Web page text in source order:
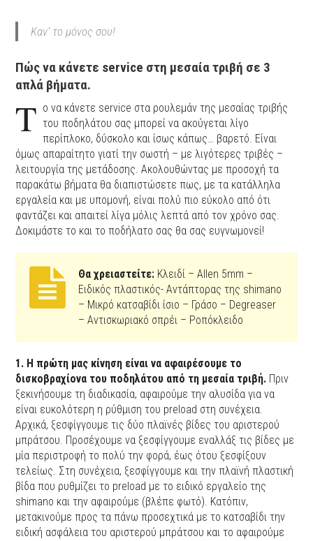
Καν’ το μόνος σου!
Πώς να κάνετε service στη μεσαία τριβή σε 3
απλά βήματα.
Τ ο να κάνετε service στα ρουλεμάν της μεσαίας τριβής
του ποδηλάτου σας μπορεί να ακούγεται λίγο
περίπλοκο, δύσκολο και ίσως κάπως… βαρετό. Είναι
όμως απαραίτητο γιατί την σωστή – με λιγότερες τριβές –
λειτουργία της μετάδοσης. Ακολουθώντας με προσοχή τα
παρακάτω βήματα θα διαπιστώσετε πως, με τα κατάλληλα
εργαλεία και με υπομονή, είναι πολύ πιο εύκολο από ότι
φαντάζει και απαιτεί λίγα μόλις λεπτά από τον χρόνο σας.
Δοκιμάστε το και το ποδήλατο σας θα σας ευγνωμονεί!
Θα χρειαστείτε: Κλειδί – Αllen 5mm –
Ειδικός πλαστικός- Αντάπτορας της shimano
– Μικρό κατσαβίδι ίσιο – Γράσο – Degreaser
– Αντισκωριακό σπρέι – Ροπόκλειδο
1. Η πρώτη μας κίνηση είναι να αφαιρέσουμε το
δισκοβραχίονα του ποδηλάτου από τη μεσαία τριβή. Πριν
ξεκινήσουμε τη διαδικασία, αφαιρούμε την αλυσίδα για να
είναι ευκολότερη η ρύθμιση του preload στη συνέχεια.
Αρχικά, ξεσφίγγουμε τις δύο πλαϊνές βίδες του αριστερού
μπράτσου. Προσέχουμε να ξεσφίγγουμε εναλλάξ τις βίδες με
μία περιστροφή το πολύ την φορά, έως ότου ξεσφίξουν
τελείως. Στη συνέχεια, ξεσφίγγουμε και την πλαϊνή πλαστική
βίδα που ρυθμίζει το preload με το ειδικό εργαλείο της
shimano και την αφαιρούμε (βλέπε φωτό). Κατόπιν,
μετακινούμε προς τα πάνω προσεχτικά με το κατσαβίδι την
ειδική ασφάλεια του αριστερού μπράτσου και το αφαιρούμε